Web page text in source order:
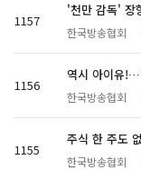
1157
'천만 감독'
한국방송협회
1156
역시 아이유
한국방송협회
1155
주식 한 주도
한국방송협회